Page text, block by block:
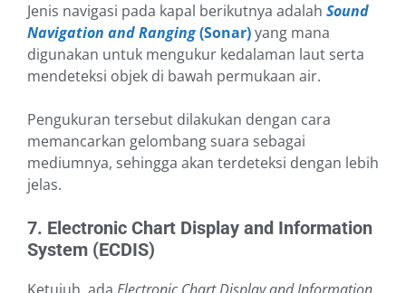
Jenis navigasi pada kapal berikutnya adalah Sound
Navigation and Ranging(Sonar)yang mana
digunakan untuk mengukur kedalaman laut serta
mendeteksi objek di bawah permukaan air.
Pengukuran tersebut dilakukan dengan cara
memancarkan gelombang suara sebagai
mediumnya, sehingga akan terdeteksi dengan lebih
jelas.
7. Electronic Chart Display and Information
System (ECDIS)